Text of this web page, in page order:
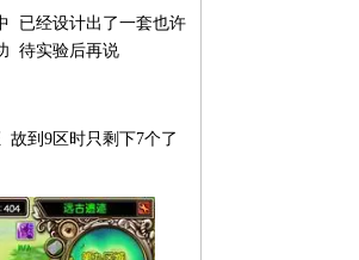
已经设计出了一套也许
待实验后再说
到9区时只剩下7个了